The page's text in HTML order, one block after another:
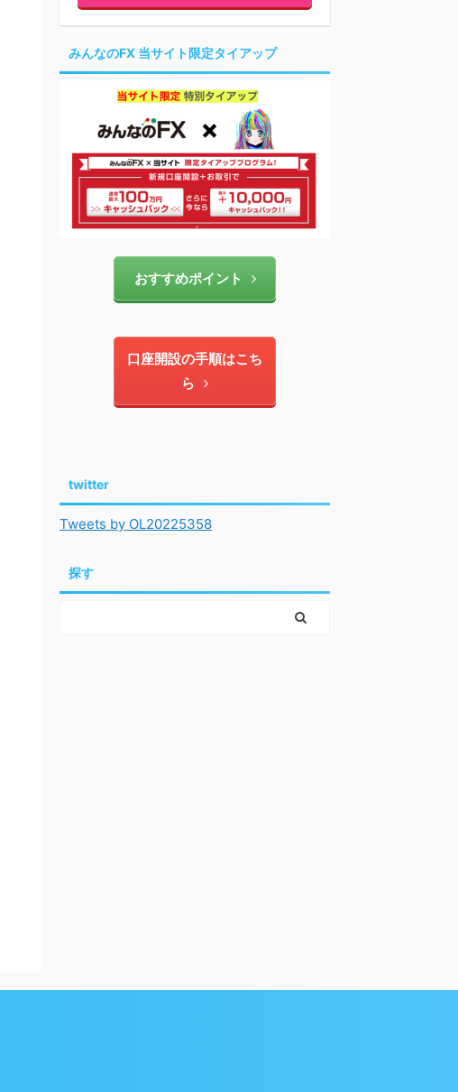
みんなのFX 当サイト限定タイアップ
おすすめポイント
口座開設の手順はこち
ら
twitter
Tweets by OL20225358
探す